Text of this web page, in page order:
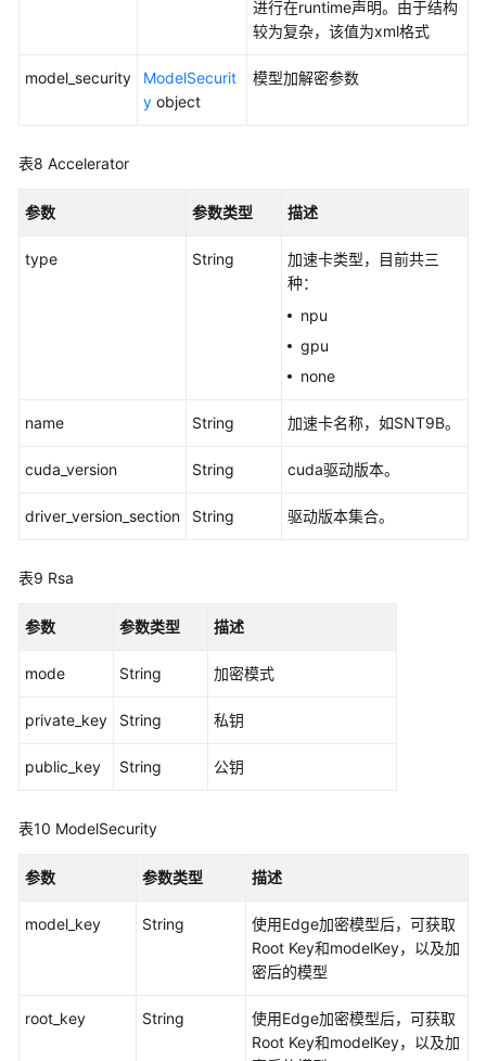
书
支
区
进行在runtime声明。由于结构
较为复杂，该值为xml格式
model_security
ModelSecurit
y object
模型加解密参数
表8 Accelerator
参数 参数类型 描述
type String
加速卡类型，目前共三
种：
npu
gpu
none
name String 加速卡名称，如SNT9B。
cuda_version String cuda驱动版本。
driver_version_section String 驱动版本集合。
表9 Rsa
参数 参数类型 描述
mode String 加密模式
private_key String 私钥
public_key String 公钥
表10 ModelSecurity
参数 参数类型 描述
model_key String
使用Edge加密模型后，可获取
Root Key和modelKey，以及加
密后的模型
root_key String
使用Edge加密模型后，可获取
Root Key和modelKey，以及加